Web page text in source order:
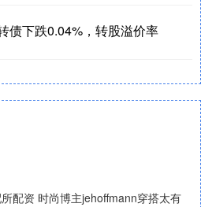
债下跌0.04%，转股溢价率
配资 时尚博主jehoffmann穿搭太有